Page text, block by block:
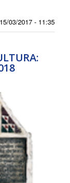
15/03/2017 - 11:35